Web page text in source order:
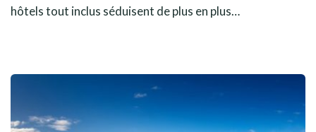
hôtels tout inclus séduisent de plus en plus…